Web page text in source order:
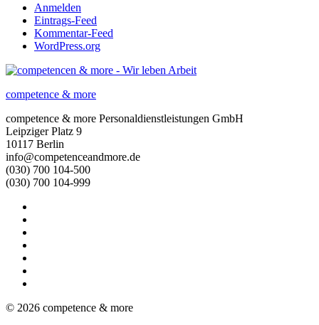
Anmelden
Eintrags-Feed
Kommentar-Feed
WordPress.org
competence & more
competence & more Personaldienstleistungen GmbH
Leipziger Platz 9
10117 Berlin
info@competenceandmore.de
(030) 700 104-500
(030) 700 104-999
© 2026 competence & more